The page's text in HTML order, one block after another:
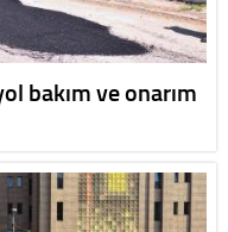
bakım ve onarım